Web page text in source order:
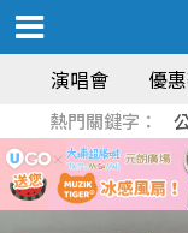
演唱會 優
熱門關鍵字：